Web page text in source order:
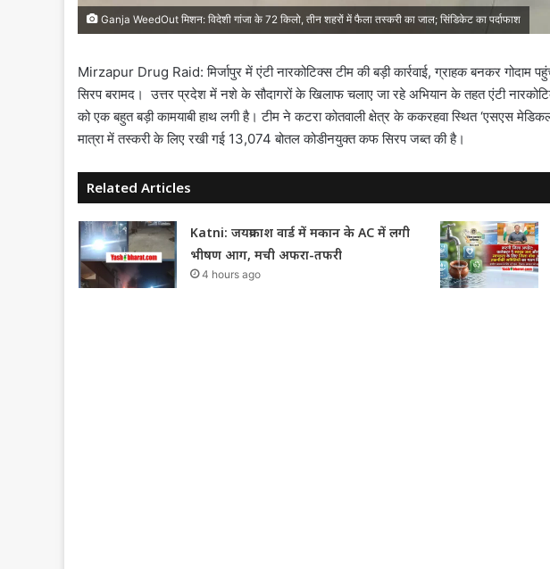
Ganja WeedOut मिशन: विदेशी गांजा के 72 किलो, तीन शहरों में फैला तस्करी का जाल; सिंडिकेट का पर्दाफाश
Mirzapur Drug Raid: मिर्जापुर में एंटी नारकोटिक्स टीम की बड़ी कार्रवाई, ग्राहक बनकर
सिरप बरामद। उत्तर प्रदेश में नशे के सौदागरों के खिलाफ चलाए जा रहे अभियान के तहत एंटी
को एक बहुत बड़ी कामयाबी हाथ लगी है। टीम ने कटरा कोतवाली क्षेत्र के ककरहवा स्थित ‘एसएस मेडिकल
मात्रा में तस्करी के लिए रखी गई 13,074 बोतल कोडीनयुक्त कफ सिरप जब्त की है।
Related Articles
Katni: जयप्रकाश वार्ड में मकान के AC में लगी
भीषण आग, मची अफरा-तफरी
4 hours ago